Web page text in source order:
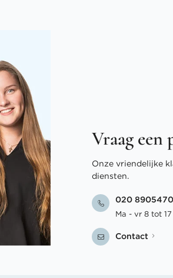
Vraag een
Onze vriendelijke
diensten.
020 8905470
Ma - vr 8 tot
Contact